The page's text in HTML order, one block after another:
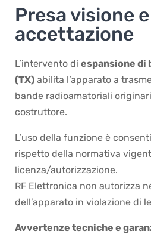
Presa visione e
accettazione
L’intervento di espansione di
(TX) abilita l’apparato a
bande radioamatoriali
costruttore.
L’uso della funzione è
rispetto della normativa
licenza/autorizzazione.
RF Elettronica non autorizza
dell’apparato in violazione di
Avvertenze tecniche e
Ciao, Come posso aiutarti?
Puoi chiedermi informazioni
Per ottenere dettagli su un
assicurati di indicarne il nome